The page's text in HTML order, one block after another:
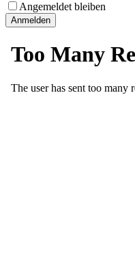
Angemeldet bleiben